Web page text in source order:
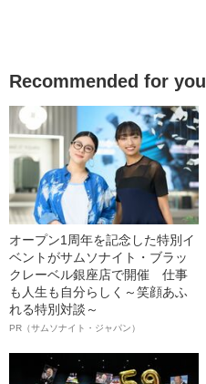
Recommended for you
オープン1周年を記念した特別イ
ベントがサムソナイト・ブラッ
クレーベル銀座店で開催 仕事
も人生も自分らしく～笑顔あふ
れる特別対談～
PR（サムソナイト・ジャパン）